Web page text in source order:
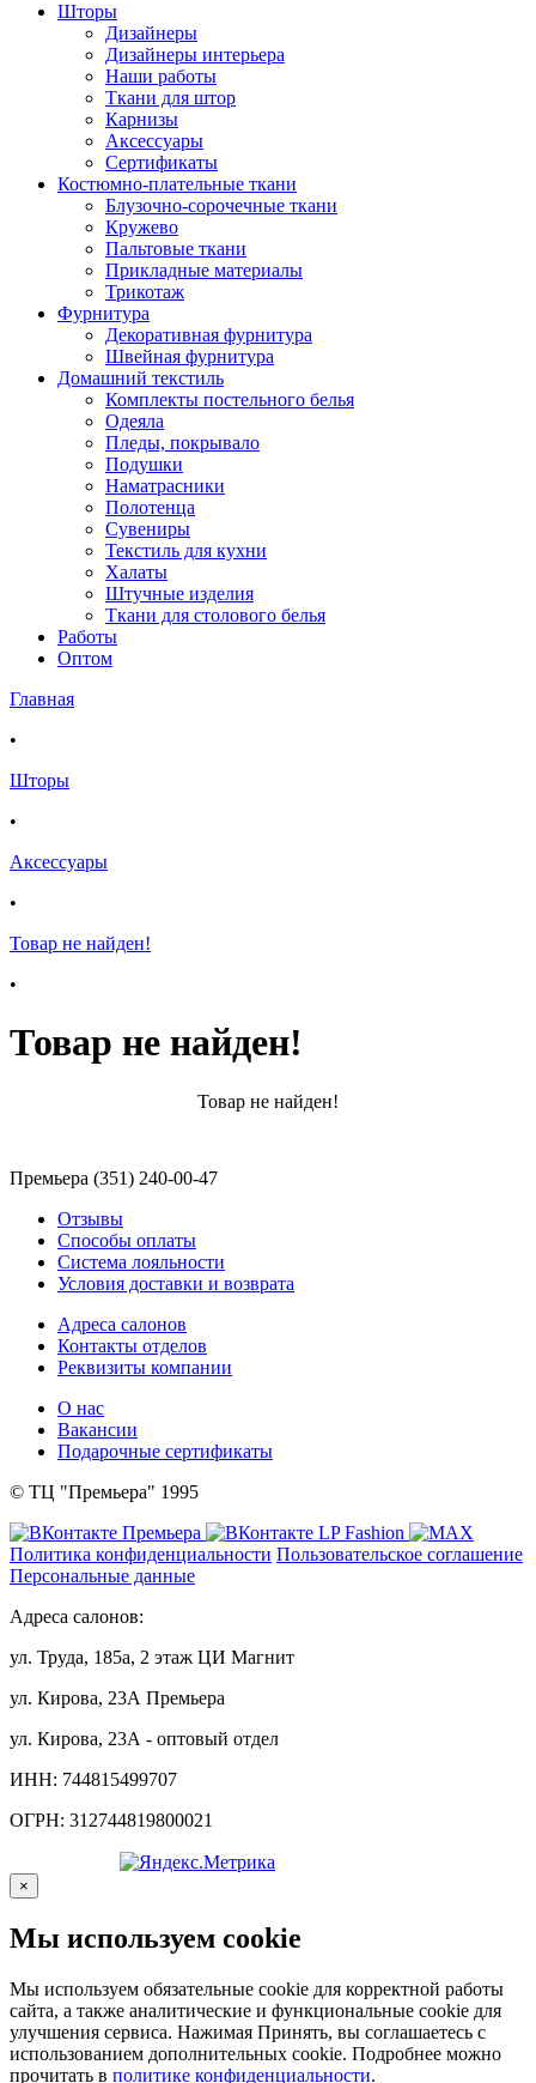
Шторы
Дизайнеры
Дизайнеры интерьера
Наши работы
Ткани для штор
Карнизы
Аксессуары
Сертификаты
Костюмно-плательные ткани
Блузочно-сорочечные ткани
Кружево
Пальтовые ткани
Прикладные материалы
Трикотаж
Фурнитура
Декоративная фурнитура
Швейная фурнитура
Домашний текстиль
Комплекты постельного белья
Одеяла
Пледы, покрывало
Подушки
Наматрасники
Полотенца
Сувениры
Текстиль для кухни
Халаты
Штучные изделия
Ткани для столового белья
Работы
Оптом
Главная
•
Шторы
•
Аксессуары
•
Товар не найден!
•
Товар не найден!
Товар не найден!
Премьера (351) 240-00-47
Отзывы
Способы оплаты
Система лояльности
Условия доставки и возврата
Адреса салонов
Контакты отделов
Реквизиты компании
О нас
Вакансии
Подарочные сертификаты
© ТЦ "Премьера" 1995
Политика конфиденциальности Пользовательское соглашение
Персональные данные
Адреса салонов:
ул. Труда, 185а, 2 этаж ЦИ Магнит
ул. Кирова, 23А Премьера
ул. Кирова, 23А - оптовый отдел
ИНН: 744815499707
ОГРН: 312744819800021
×
Мы используем cookie
Мы используем обязательные cookie для корректной работы
сайта, а также аналитические и функциональные cookie для
улучшения сервиса. Нажимая Принять, вы соглашаетесь с
использованием дополнительных cookie. Подробнее можно
прочитать в политике конфиденциальности.